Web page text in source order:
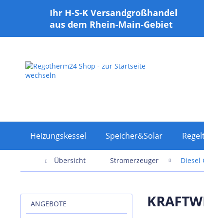
Ihr H-S-K Versandgroßhandel
aus dem Rhein-Main-Gebiet
Heizungskessel Speicher&Solar
Übersicht Stromerzeuger Diesel
ANGEBOTE